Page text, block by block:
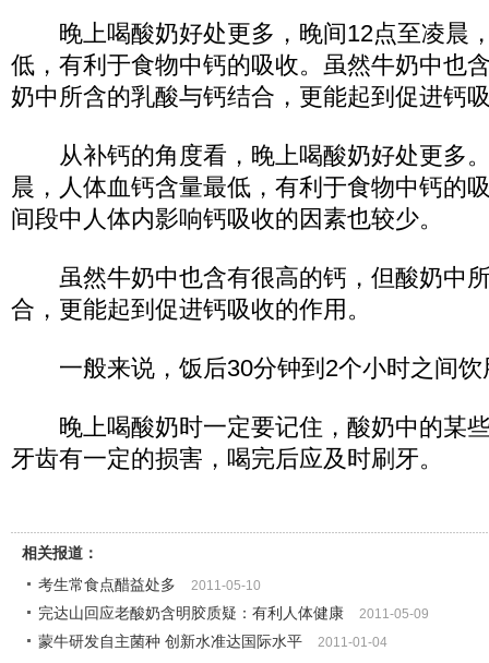
晚上喝酸奶好处更多，晚间12点至凌晨
低，有利于食物中钙的吸收。虽然牛奶中也
奶中所含的乳酸与钙结合，更能起到促进钙
从补钙的角度看，晚上喝酸奶好处更多
晨，人体血钙含量最低，有利于食物中钙的
间段中人体内影响钙吸收的因素也较少。
虽然牛奶中也含有很高的钙，但酸奶中
合，更能起到促进钙吸收的作用。
一般来说，饭后30分钟到2个小时之间饮
晚上喝酸奶时一定要记住，酸奶中的某
牙齿有一定的损害，喝完后应及时刷牙。
相关报道：
考生常食点醋益处多
2011-05-10
完达山回应老酸奶含明胶质疑：有利人体健康 2011-05-09
蒙牛研发自主菌种 创新水准达国际水平 2011-01-04